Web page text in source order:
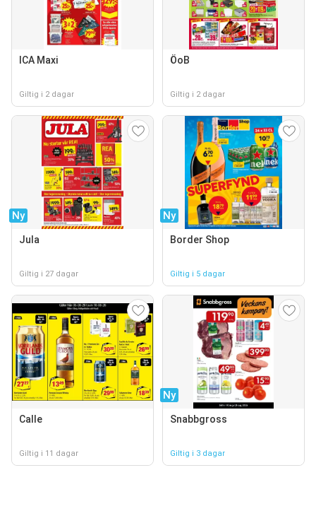
ICA Maxi
Giltig i 2 dagar
ÖoB
Giltig i 2 dagar
Ny
Jula
Giltig i 27 dagar
Ny
Border Shop
Giltig i 5 dagar
Calle
Giltig i 11 dagar
Ny
Snabbgross
Giltig i 3 dagar